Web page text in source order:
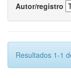
Autor/registro
Resultados 1-1